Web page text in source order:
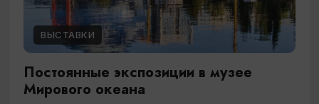
ВЫСТАВКИ
Постоянные экспозиции в музее
Мирового океана